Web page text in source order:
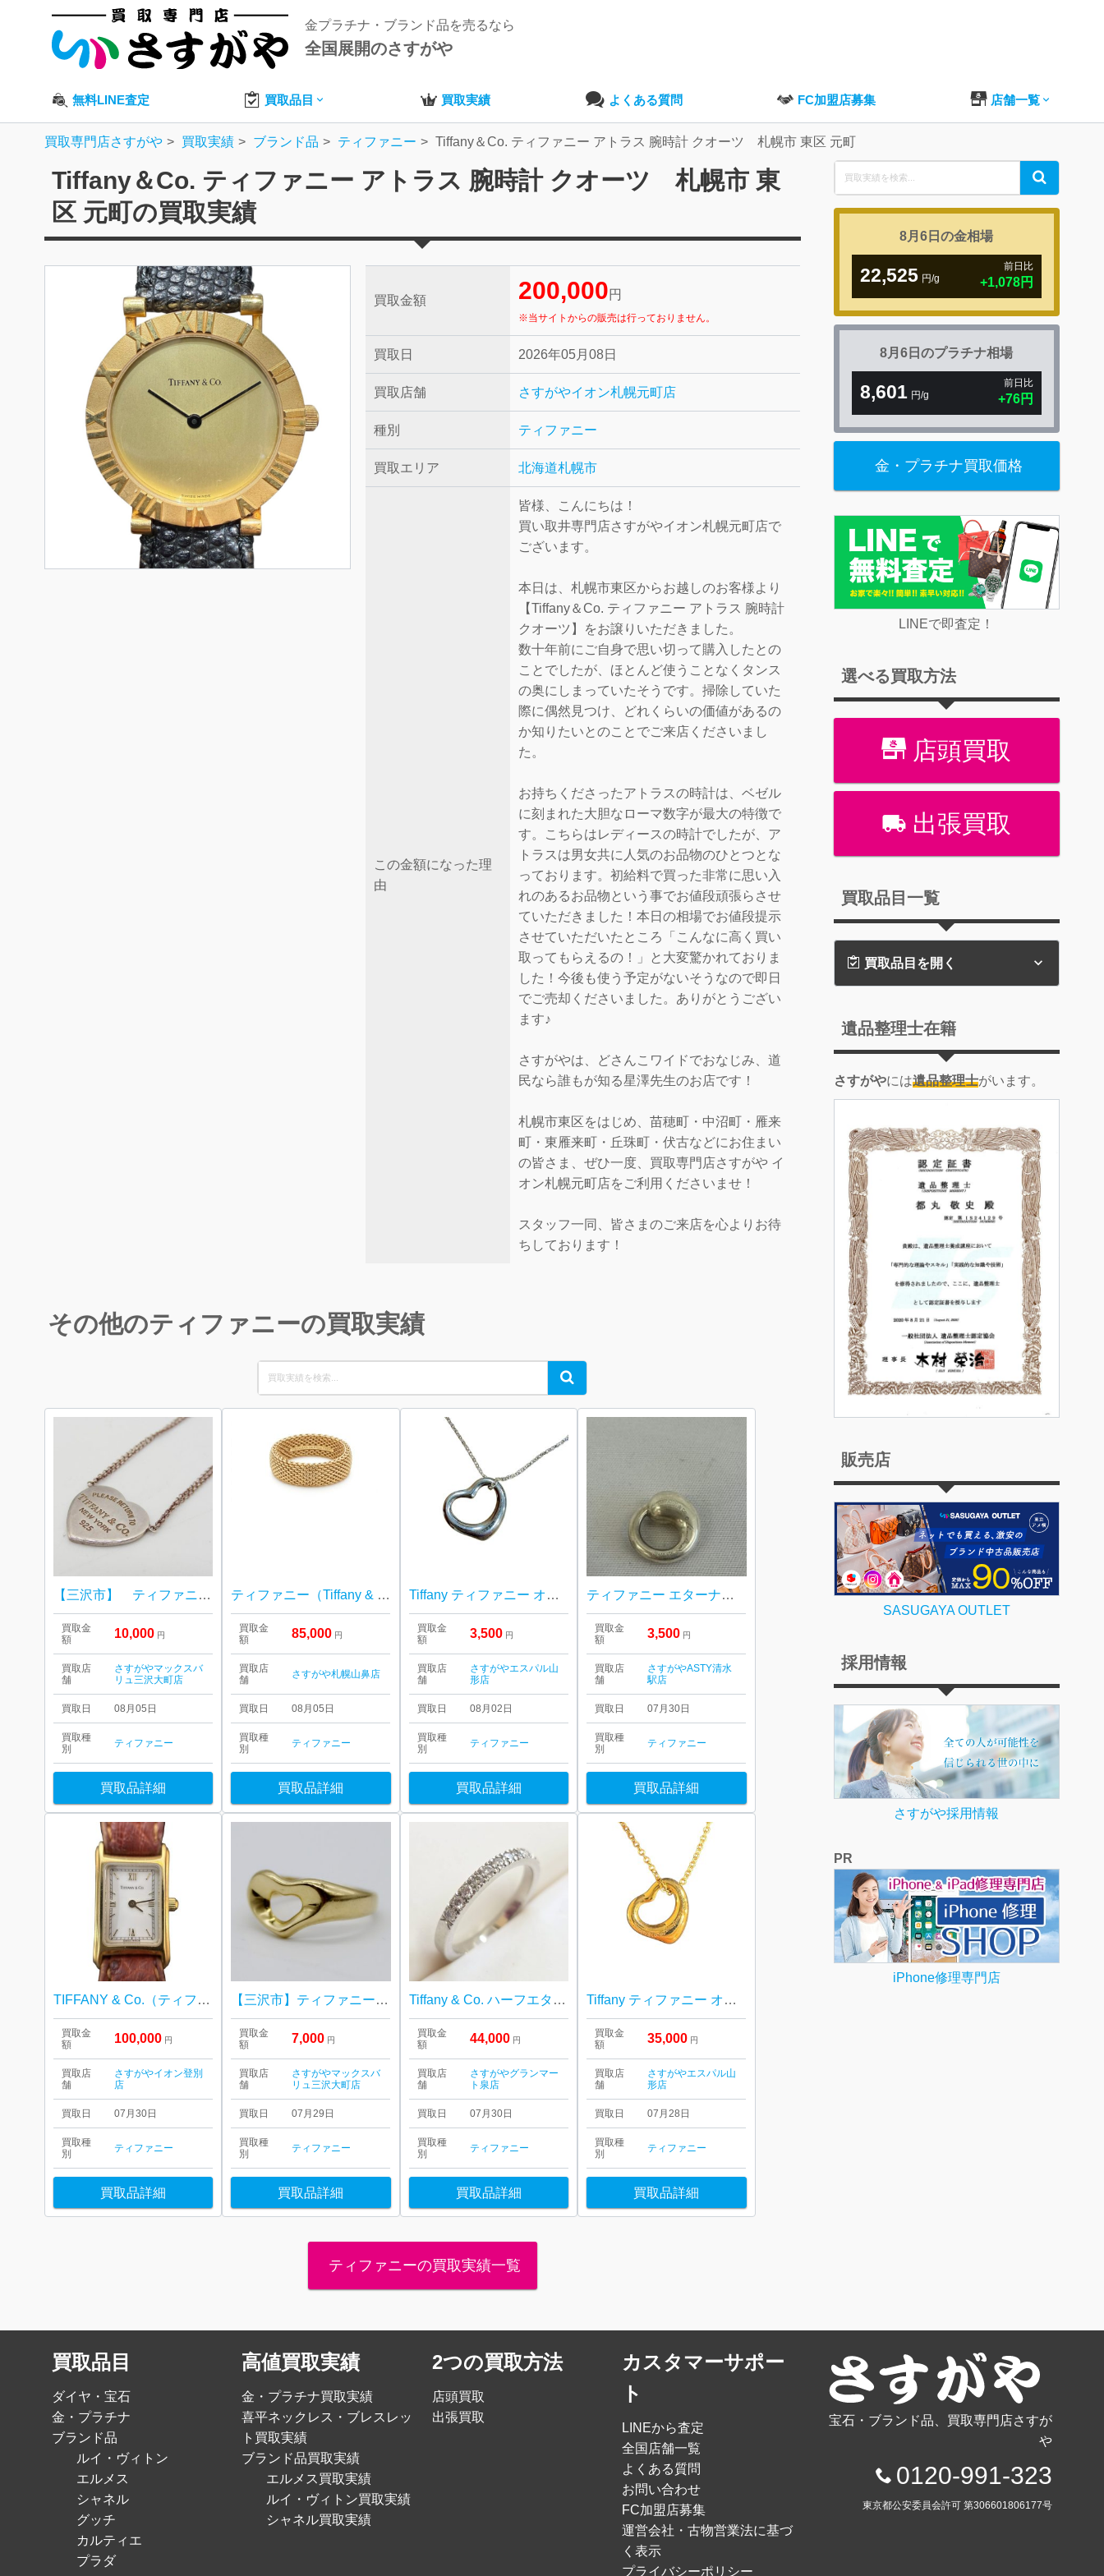
金プラチナ・ブランド品を売るなら
全国展開のさすがや
無料LINE査定 買取品目 買取実績 よくある質問 FC加盟店募集 店舗一覧
買取専門店さすがや 買取実績 ブランド品 ティファニー Tiffany＆Co. ティファニー アトラス 腕時計 クオーツ 札幌市 東区 元町
Tiffany＆Co. ティファニー アトラス 腕時計 クオーツ 札幌市 東
区 元町の買取実績
買取金額 200,000 円
※当サイトからの販売は行っておりません。
買取日 2026年05月08日
買取店舗 さすがやイオン札幌元町店
種別 ティファニー
買取エリア 北海道札幌市
この金額になった理
由
皆様、こんにちは！
買い取井専門店さすがやイオン札幌元町店で
ございます。
本日は、札幌市東区からお越しのお客様より
【Tiffany＆Co. ティファニー アトラス 腕時計
クオーツ】をお譲りいただきました。
数十年前にご自身で思い切って購入したとの
ことでしたが、ほとんど使うことなくタンス
の奥にしまっていたそうです。掃除していた
際に偶然見つけ、どれくらいの価値があるの
か知りたいとのことでご来店くださいまし
た。
お持ちくださったアトラスの時計は、ベゼル
に刻まれた大胆なローマ数字が最大の特徴で
す。こちらはレディースの時計でしたが、ア
トラスは男女共に人気のお品物のひとつとな
っております。初給料で買った非常に思い入
れのあるお品物という事でお値段頑張らさせ
ていただきました！本日の相場でお値段提示
させていただいたところ「こんなに高く買い
取ってもらえるの！」と大変驚かれておりま
した！今後も使う予定がないそうなので即日
でご売却くださいました。ありがとうござい
ます♪
さすがやは、どさんこワイドでおなじみ、道
民なら誰もが知る星澤先生のお店です！
札幌市東区をはじめ、苗穂町・中沼町・雁来
町・東雁来町・丘珠町・伏古などにお住まい
の皆さま、ぜひ一度、買取専門店さすがや イ
オン札幌元町店をご利用くださいませ！
スタッフ一同、皆さまのご来店を心よりお待
ちしております！
その他のティファニーの買取実績
Search
for:
Search
【三沢市】 ティファニー リターントゥハート ネックレス をお買取り致しました！
買取金
額
10,000 円
買取店
舗
さすがやマックスバ
リュ三沢大町店
買取日 08月05日
買取種
別
ティファニー
買取品詳細
ティファニー（Tiffany & Co.） エルサ・ペレッティ メッシュ リング
買取金
額
85,000 円
買取店
舗
さすがや札幌山鼻店
買取日 08月05日
買取種
別
ティファニー
買取品詳細
Tiffany ティファニー オープンハート ネックレス シルバー
買取金
額
3,500 円
買取店
舗
さすがやエスパル山
形店
買取日 08月02日
買取種
別
ティファニー
買取品詳細
ティファニー エターナル サークル
買取金
額
3,500 円
買取店
舗
さすがやASTY清水
駅店
買取日 07月30日
買取種
別
ティファニー
買取品詳細
TIFFANY & Co.（ティファニー）時計 K18 18金 レクタンギュラー
買取金
額
100,000 円
買取店
舗
さすがやイオン登別
店
買取日 07月30日
買取種
別
ティファニー
買取品詳細
【三沢市】ティファニー オープンハートリング をお買取り致しました！
買取金
額
7,000 円
買取店
舗
さすがやマックスバ
リュ三沢大町店
買取日 07月29日
買取種
別
ティファニー
買取品詳細
Tiffany & Co. ハーフエタニティリング
買取金
額
44,000 円
買取店
舗
さすがやグランマー
ト泉店
買取日 07月30日
買取種
別
ティファニー
買取品詳細
Tiffany ティファニー オープンハートネックレス
買取金
額
35,000 円
買取店
舗
さすがやエスパル山
形店
買取日 07月28日
買取種
別
ティファニー
買取品詳細
ティファニーの買取実績一覧
Search
for:
Search
8月6日の金相場
22,525 円/g
前日比
+1,078円
8月6日のプラチナ相場
8,601 円/g
前日比
+76円
金・プラチナ買取価格
LINEで即査定！
選べる買取方法
店頭買取
出張買取
買取品目一覧
買取品目を開く
遺品整理士在籍
さすがやには遺品整理士がいます。
販売店
SASUGAYA OUTLET
採用情報
さすがや採用情報
PR
iPhone修理専門店
買取品目
ダイヤ・宝石
金・プラチナ
ブランド品
ルイ・ヴィトン
エルメス
シャネル
グッチ
カルティエ
プラダ
高値買取実績
金・プラチナ買取実績
喜平ネックレス・ブレスレッ
ト買取実績
ブランド品買取実績
エルメス買取実績
ルイ・ヴィトン買取実績
シャネル買取実績
2つの買取方法
店頭買取
出張買取
カスタマーサポー
ト
LINEから査定
全国店舗一覧
よくある質問
お問い合わせ
FC加盟店募集
運営会社・古物営業法に基づ
く表示
プライバシーポリシー
宝石・ブランド品、買取専門店さすが
や
0120-991-323
東京都公安委員会許可 第306601806177号